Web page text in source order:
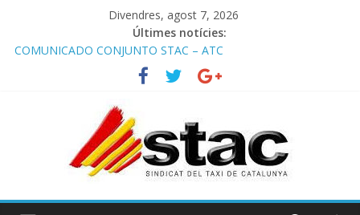
Divendres, agost 7, 2026
Últimes notícies:
COMUNICADO CONJUNTO STAC – ATC
Comunicado STAC/ ATC de la reunión con los Mossos d
‘Esquadra del aeropuerto de Barcelona.
Programa de Radio TAXI LIBRE 29.07.2026 en COOLTURA FM.
STAC/ATC SOLICITAN TAULA TÈCNICA PARA MEJORAR LA
OPERATIVA DE ENTRADA EN EL PUERTO DE BARCELONA.
Programa de Radio TAXI LIBRE 22.07.2026 en COOLTURA FM.